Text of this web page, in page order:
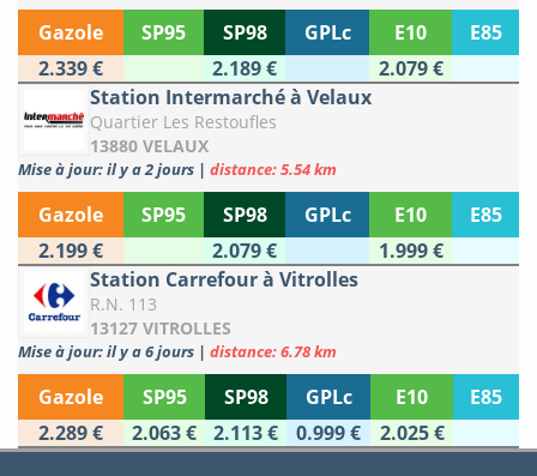
Gazole SP95 SP98 GPLc E10
E85
2.339 €
2.189 €
2.079 €
Station Intermarché à Velaux
Quartier Les Restoufles
13880 VELAUX
Mise à jour: il y a 2 jours | distance: 5.54 km
Gazole SP95 SP98 GPLc E10
E85
2.199 €
2.079 €
1.999 €
Station Carrefour à Vitrolles
R.N. 113
13127 VITROLLES
Mise à jour: il y a 6 jours | distance: 6.78 km
Gazole SP95 SP98 GPLc E10
E85
2.289 €
2.063 € 2.113 € 0.999 € 2.025 €